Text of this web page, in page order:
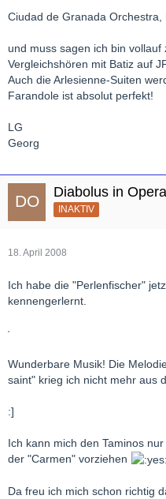
Ciudad de Granada Orchestra,
und muss sagen ich bin
Vergleichshören mit Batiz auf
Auch die Arlesienne-Suiten
Farandole ist absolut perfekt!
LG
Georg
Diabolus in Opera
INAKTIV
18. April 2008
Ich habe die "Perlenfischer"
kennengerlernt.
Wunderbare Musik! Die
saint" krieg ich nicht mehr aus
:]
Ich kann mich den Taminos
der "Carmen" vorziehen
Da freu ich mich schon richtig